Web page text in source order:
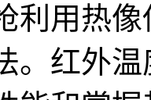
利用热
。红外